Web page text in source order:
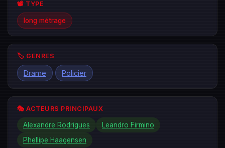
📽️ TYPE
long métrage
🏷️ GENRES
Drame Policier
🎭 ACTEURS PRINCIPAUX
Alexandre Rodrigues
Leandro Firmino
Phellipe Haagensen